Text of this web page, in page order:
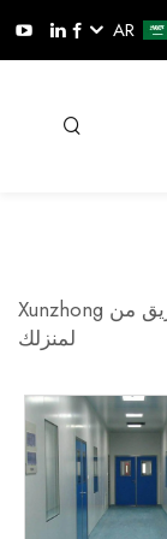
AR
الميزة الأمنية للأبواب المقاومة للحريق من Xunzhong
لمنزلك